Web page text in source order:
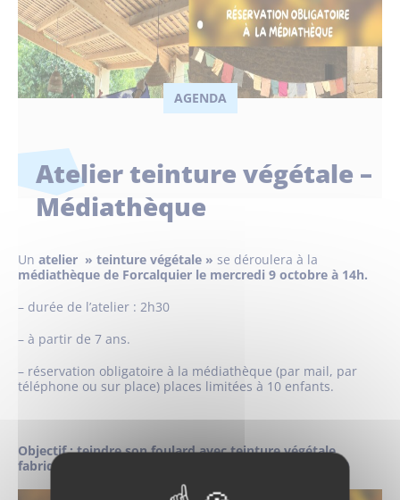
AGENDA
Atelier teinture végétale –
Médiathèque
Un atelier » teinture végétale » se déroulera à la
médiathèque de Forcalquier le mercredi 9 octobre à 14h.
– durée de l’atelier : 2h30
– à partir de 7 ans.
– réservation obligatoire à la médiathèque (par mail, par
téléphone ou sur place) places limitées à 10 enfants.
Objectif : teindre son foulard avec teinture végétale
fabriquée avec des fleurs locales (cosmos sulfureux…)